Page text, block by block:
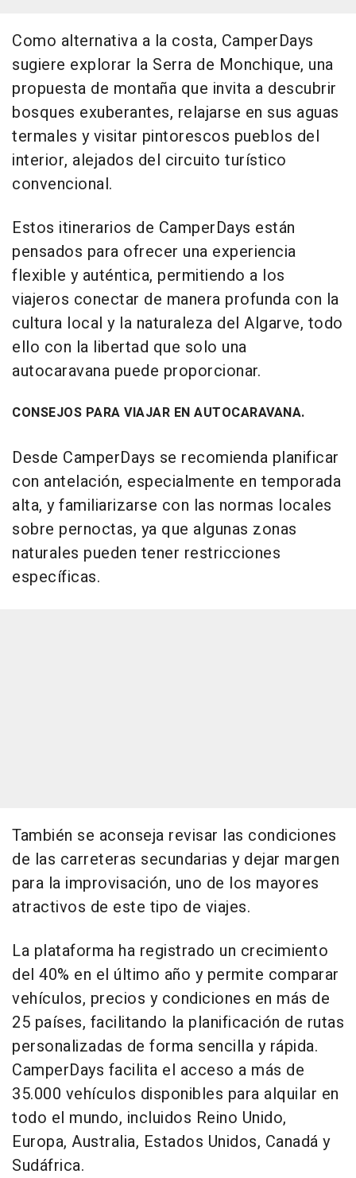
Como alternativa a la costa, CamperDays
sugiere explorar la Serra de Monchique, una
propuesta de montaña que invita a descubrir
bosques exuberantes, relajarse en sus aguas
termales y visitar pintorescos pueblos del
interior, alejados del circuito turístico
convencional.
Estos itinerarios de CamperDays están
pensados para ofrecer una experiencia
flexible y auténtica, permitiendo a los
viajeros conectar de manera profunda con la
cultura local y la naturaleza del Algarve, todo
ello con la libertad que solo una
autocaravana puede proporcionar.
CONSEJOS PARA VIAJAR EN AUTOCARAVANA.
Desde CamperDays se recomienda planificar
con antelación, especialmente en temporada
alta, y familiarizarse con las normas locales
sobre pernoctas, ya que algunas zonas
naturales pueden tener restricciones
específicas.
También se aconseja revisar las condiciones
de las carreteras secundarias y dejar margen
para la improvisación, uno de los mayores
atractivos de este tipo de viajes.
La plataforma ha registrado un crecimiento
del 40% en el último año y permite comparar
vehículos, precios y condiciones en más de
25 países, facilitando la planificación de rutas
personalizadas de forma sencilla y rápida.
CamperDays facilita el acceso a más de
35.000 vehículos disponibles para alquilar en
todo el mundo, incluidos Reino Unido,
Europa, Australia, Estados Unidos, Canadá y
Sudáfrica.